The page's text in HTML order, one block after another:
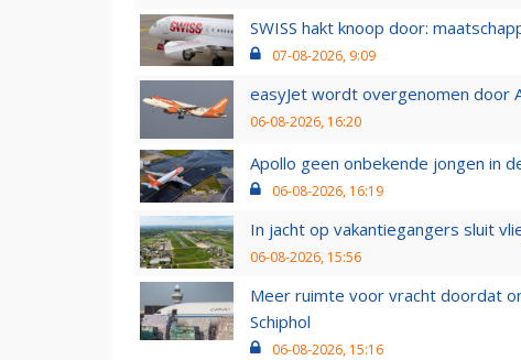
SWISS hakt knoop door:
07-08-2026, 9:09
easyJet wordt overgenomen door
06-08-2026, 16:20
Apollo geen onbekende jongen in
06-08-2026, 16:19
In jacht op vakantiegangers sluit
06-08-2026, 15:56
Meer ruimte voor vracht doordat
Schiphol
06-08-2026, 15:16